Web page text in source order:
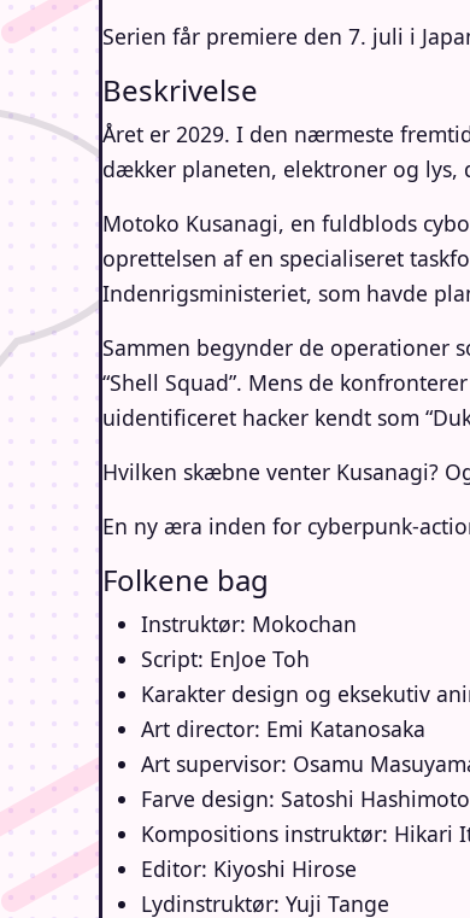
Serien får premiere den 7. juli i
Beskrivelse
Året er 2029. I den nærmeste
dækker planeten, elektroner og lys,
Motoko Kusanagi, en fuldblods
oprettelsen af ​​en specialiseret
Indenrigsministeriet, som havde
Sammen begynder de operationer
“Shell Squad”. Mens de
uidentificeret hacker kendt som
Hvilken skæbne venter Kusanagi?
En ny æra inden for cyberpunk-
Folkene bag
Instruktør: Mokochan
Script: EnJoe Toh
Karakter design og eksekutiv
Art director: Emi Katanosaka
Art supervisor: Osamu
Farve design: Satoshi Hashimoto
Kompositions instruktør: Hikari
Editor: Kiyoshi Hirose
Lydinstruktør: Yuji Tange